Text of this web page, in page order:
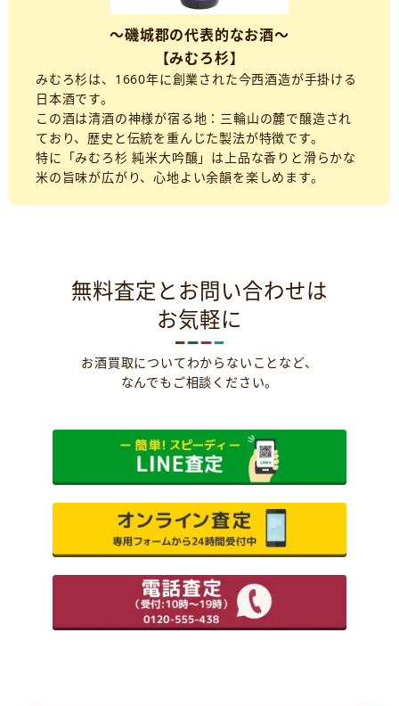
～磯城郡の代表的なお酒～
【みむろ杉】
みむろ杉は、1660年に創業された今西酒造が手掛ける
日本酒です。
この酒は清酒の神様が宿る地：三輪山の麓で醸造され
ており、歴史と伝統を重んじた製法が特徴です。
特に「みむろ杉 純米大吟醸」は上品な香りと滑らかな
米の旨味が広がり、心地よい余韻を楽しめます。
無料査定とお問い合わせは
お気軽に
お酒買取についてわからないことなど、
なんでもご相談ください。